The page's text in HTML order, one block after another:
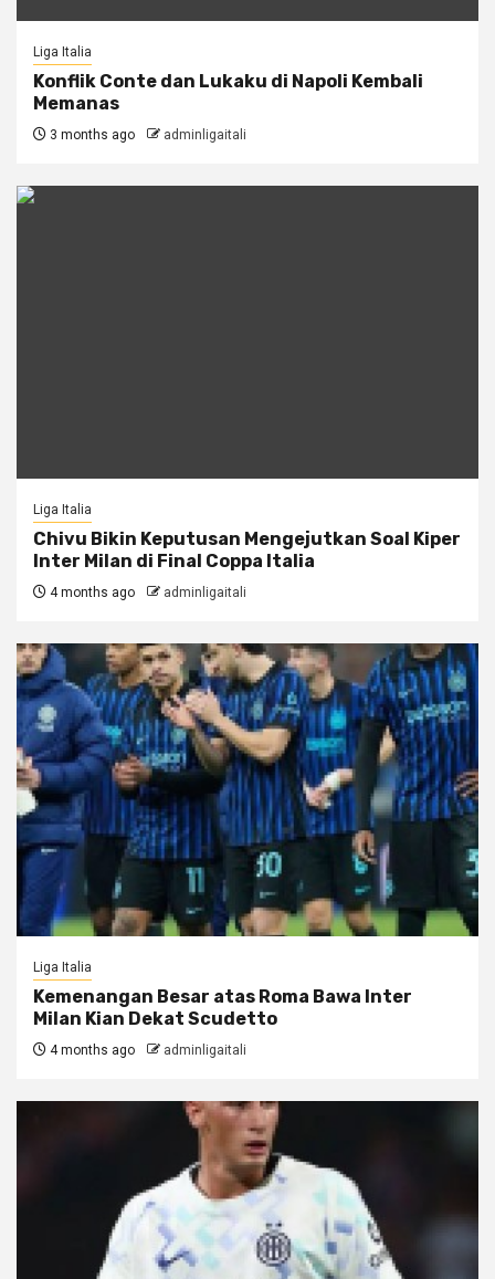
Liga Italia
Konflik Conte dan Lukaku di Napoli Kembali
Memanas
3 months ago adminligaitali
Liga Italia
Chivu Bikin Keputusan Mengejutkan Soal Kiper
Inter Milan di Final Coppa Italia
4 months ago adminligaitali
Liga Italia
Kemenangan Besar atas Roma Bawa Inter
Milan Kian Dekat Scudetto
4 months ago adminligaitali